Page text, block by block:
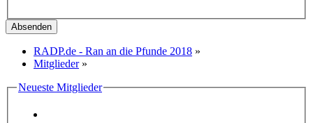
RADP.de - Ran an die Pfunde 2018 »
Mitglieder »
Neueste Mitglieder